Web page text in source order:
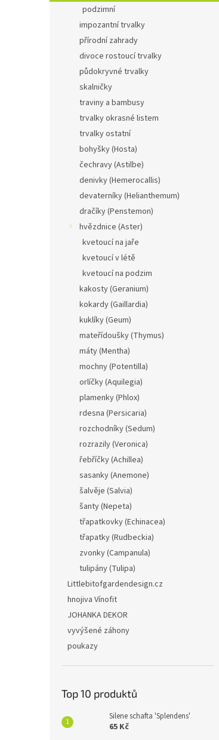
n
podzimní
impozantní trvalky
přírodní zahrady
divoce rostoucí trvalky
půdokryvné trvalky
skalničky
traviny a bambusy
trvalky okrasné listem
trvalky ostatní
bohyšky (Hosta)
čechravy (Astilbe)
denivky (Hemerocallis)
devaterníky (Helianthemum)
dračíky (Penstemon)
hvězdnice (Aster)
kvetoucí na jaře
kvetoucí v létě
kvetoucí na podzim
kakosty (Geranium)
kokardy (Gaillardia)
kuklíky (Geum)
mateřídoušky (Thymus)
máty (Mentha)
mochny (Potentilla)
orlíčky (Aquilegia)
plamenky (Phlox)
rdesna (Persicaria)
rozchodníky (Sedum)
rozrazily (Veronica)
řebříčky (Achillea)
sasanky (Anemone)
šalvěje (Salvia)
šanty (Nepeta)
třapatkovky (Echinacea)
třapatky (Rudbeckia)
zvonky (Campanula)
tulipány (Tulipa)
Littlebitofgardendesign.cz
hnojiva Vínofit
JOHANKA DEKOR
vyvýšené záhony
poukazy
Top 10 produktů
Silene schafta 'Splendens'
65 Kč